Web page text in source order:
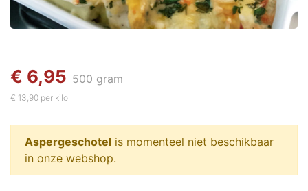
€ 6,95 500 gram
€ 13,90 per kilo
Aspergeschotel is momenteel niet beschikbaar
in onze webshop.